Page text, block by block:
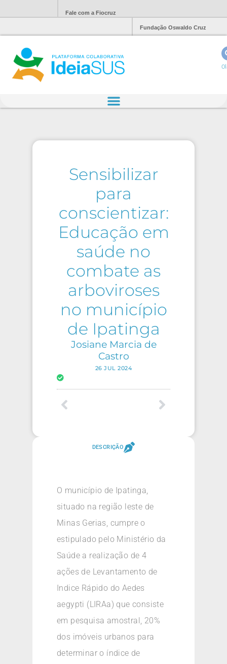
Fale com a Fiocruz
Fundação Oswaldo Cruz
Sensibilizar
para
conscientizar:
Educação em
saúde no
combate as
arboviroses
no município
de Ipatinga
Josiane Marcia de
Castro
26 JUL 2024
DESCRIÇÃO
O município de Ipatinga,
situado na região leste de
Minas Gerias, cumpre o
estipulado pelo Ministério da
Saúde a realização de 4
ações de Levantamento de
Indice Rápido do Aedes
aegypti (LIRAa) que consiste
em pesquisa amostral, 20%
dos imóveis urbanos para
determinar o índice de